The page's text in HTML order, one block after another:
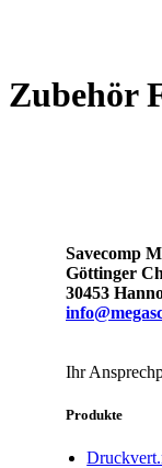
Zubehör
Savecomp
Göttinger
30453
Ihr
Produkte